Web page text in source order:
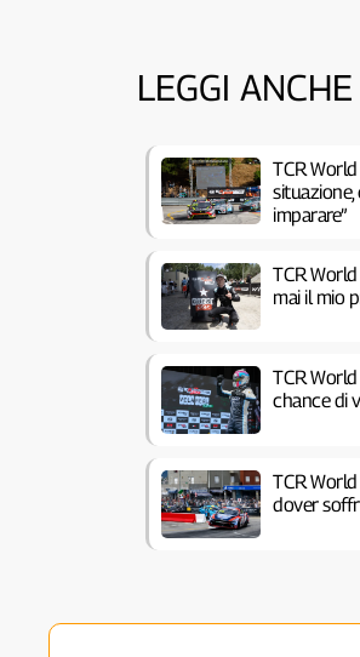
LEGGI ANCHE
TCR
imparare”
TCR
mai il mio
TCR
chance di
TCR
dover